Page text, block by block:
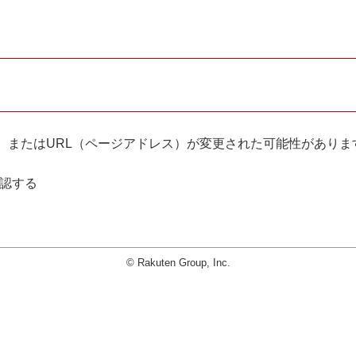
たはURL（ページアドレス）が変更された可能性がありま
する
© Rakuten Group, Inc.